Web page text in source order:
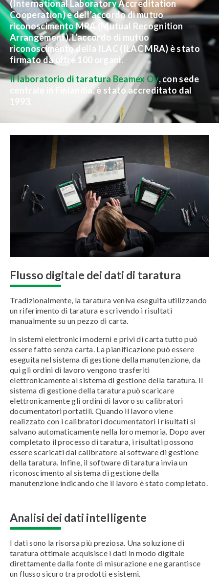
(International Laboratory Accreditation
Cooperation) e dell’accordo di mutuo
riconoscimento MRA (Mutual Recognition
Arrangement). L’accordo di mutuo
riconoscimento della ILAC (ILAC MRA) è stato
firmato da oltre 100 organi.
Il laboratorio di taratura Beamex Oy, con sede
centrale in Finlandia, è stato accreditato dal
1993.
Flusso digitale dei dati di taratura
Tradizionalmente, la taratura veniva eseguita utilizzando
un riferimento di taratura e scrivendo i risultati
manualmente su un pezzo di carta.
In sistemi elettronici moderni e privi di carta tutto può
essere fatto senza carta. La pianificazione può essere
eseguita nel sistema di gestione della manutenzione, da
qui gli ordini di lavoro vengono trasferiti
elettronicamente al sistema di gestione della taratura. Il
sistema di gestione della taratura può scaricare
elettronicamente gli ordini di lavoro su calibratori
documentatori portatili. Quando il lavoro viene
realizzato con i calibratori documentatori i risultati si
salvano automaticamente nella loro memoria. Dopo aver
completato il processo di taratura, i risultati possono
essere scaricati dal calibratore al software di gestione
della taratura. Infine, il software di taratura invia un
riconoscimento al sistema di gestione della
manutenzione indicando che il lavoro è stato completato.
Analisi dei dati intelligente
I dati sono la risorsa più preziosa. Una soluzione di
taratura ottimale acquisisce i dati in modo digitale
direttamente dalla fonte di misurazione e ne garantisce
un flusso sicuro tra prodotti e sistemi.